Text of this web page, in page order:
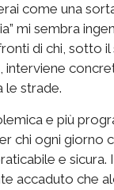
come una
mi sembra
di chi, sotto il
interviene
le strade.
e più
chi ogni giorno
e sicura.
accaduto che